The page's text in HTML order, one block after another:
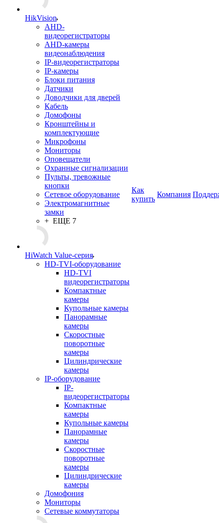
HikVision
AHD-
видеорегистраторы
AHD-камеры
видеонаблюдения
IP-видеорегистраторы
IP-камеры
Блоки питания
Датчики
Доводчики для дверей
Кабель
Домофоны
Кронштейны и
комплектующие
Микрофоны
Мониторы
Оповещатели
Охранные сигнализации
Пульты, тревожные
кнопки
Сетевое оборудование
Электромагнитные
замки
+ ЕЩЕ 7
HiWatch Value-серия
HD-TVI-оборудование
HD-TVI
видеорегистраторы
Компактные
камеры
Купольные камеры
Панорамные
камеры
Скоростные
поворотные
камеры
Цилиндрические
камеры
IP-оборудование
IP-
видеорегистраторы
Компактные
камеры
Купольные камеры
Панорамные
камеры
Скоростные
поворотные
камеры
Цилиндрические
камеры
Домофония
Мониторы
Сетевые коммутаторы
Как
купить
Компания